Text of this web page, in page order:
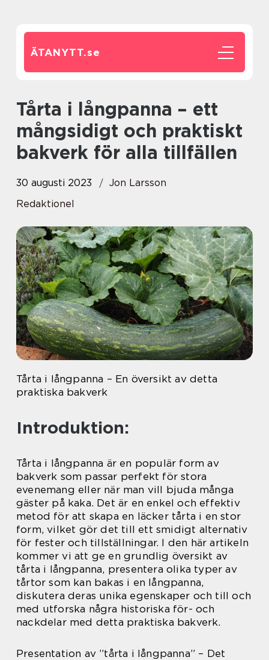
ÄTANYTT.se
Tårta i långpanna – ett
mångsidigt och praktiskt
bakverk för alla tillfällen
30 augusti 2023
Jon Larsson
Redaktionel
Tårta i långpanna – En översikt av detta
praktiska bakverk
Introduktion:
Tårta i långpanna är en populär form av
bakverk som passar perfekt för stora
evenemang eller när man vill bjuda många
gäster på kaka. Det är en enkel och effektiv
metod för att skapa en läcker tårta i en stor
form, vilket gör det till ett smidigt alternativ
för fester och tillställningar. I den här artikeln
kommer vi att ge en grundlig översikt av
tårta i långpanna, presentera olika typer av
tårtor som kan bakas i en långpanna,
diskutera deras unika egenskaper och till och
med utforska några historiska för- och
nackdelar med detta praktiska bakverk.
Presentation av ”tårta i långpanna” – Det